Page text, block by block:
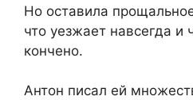
Но оставила
что уезжает навсегда
кончено.
Антон писал ей